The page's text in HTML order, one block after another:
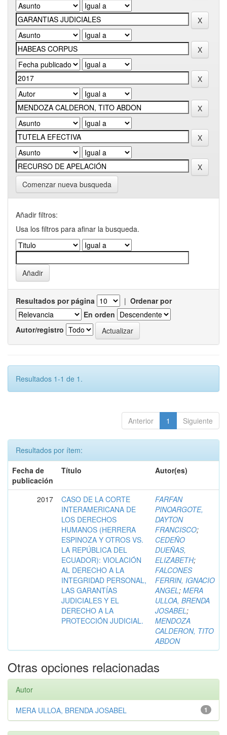
Comenzar nueva busqueda
Añadir filtros:
Usa los filtros para afinar la busqueda.
Resultados por página | Ordenar por
En orden
Autor/registro
Resultados 1-1 de 1.
Anterior 1 Siguiente
Resultados por ítem:
Fecha de
publicación
Título Autor(es)
2017
CASO DE LA CORTE
INTERAMERICANA DE
LOS DERECHOS
HUMANOS (HERRERA
ESPINOZA Y OTROS VS.
LA REPÚBLICA DEL
ECUADOR): VIOLACIÓN
AL DERECHO A LA
INTEGRIDAD PERSONAL,
LAS GARANTÍAS
JUDICIALES Y EL
DERECHO A LA
PROTECCIÓN JUDICIAL.
FARFAN
PINOARGOTE,
DAYTON
FRANCISCO;
CEDEÑO
DUEÑAS,
ELIZABETH;
FALCONES
FERRIN, IGNACIO
ANGEL; MERA
ULLOA, BRENDA
JOSABEL;
MENDOZA
CALDERON, TITO
ABDON
Otras opciones relacionadas
Autor
1
MERA ULLOA, BRENDA JOSABEL